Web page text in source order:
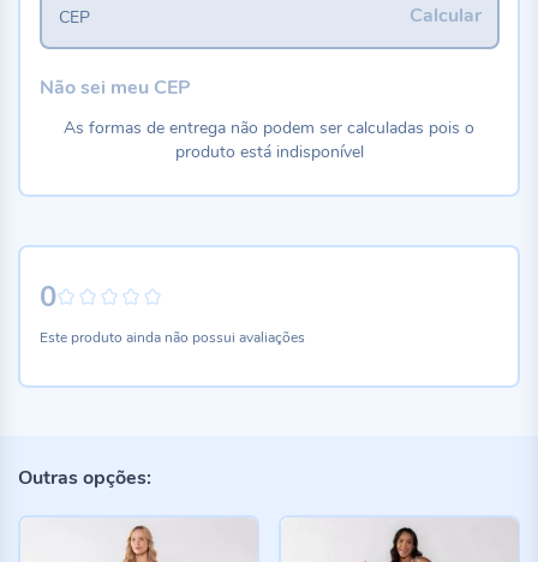
0
Este produto ainda não possui avaliações
Calcular
CEP
Não sei meu CEP
As formas de entrega não podem ser calculadas pois o
produto está indisponível
Outras opções: